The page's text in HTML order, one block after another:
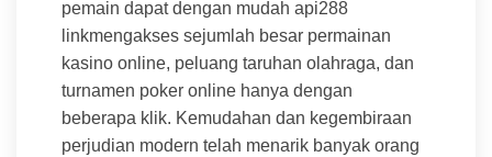
pemain dapat dengan mudah api288
linkmengakses sejumlah besar permainan
kasino online, peluang taruhan olahraga, dan
turnamen poker online hanya dengan
beberapa klik. Kemudahan dan kegembiraan
perjudian modern telah menarik banyak orang